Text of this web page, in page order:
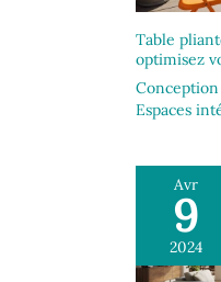
Table
optimisez
Espaces
Avr
9
2024